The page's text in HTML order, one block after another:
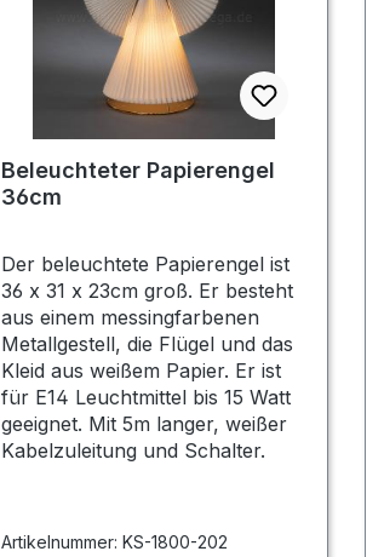
Beleuchteter Papierengel
36cm
Der beleuchtete Papierengel ist
36 x 31 x 23cm groß. Er besteht
aus einem messingfarbenen
Metallgestell, die Flügel und das
Kleid aus weißem Papier. Er ist
für E14 Leuchtmittel bis 15 Watt
geeignet. Mit 5m langer, weißer
Kabelzuleitung und Schalter.
Artikelnummer: KS-1800-202